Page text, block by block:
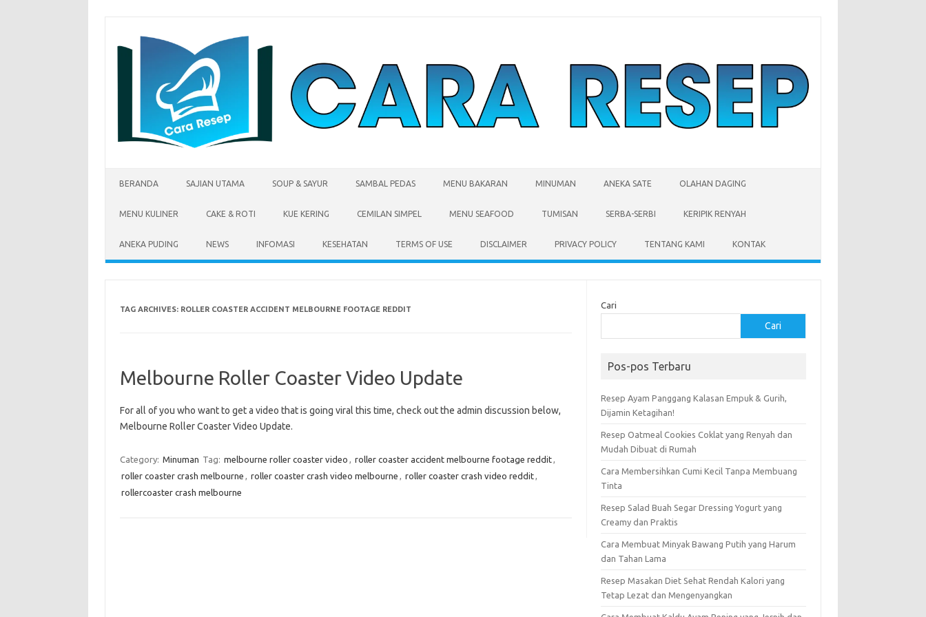
BERANDA SAJIAN UTAMA SOUP & SAYUR SAMBAL PEDAS MENU BAKARAN MINUMAN ANEKA SATE OLAHAN DAGING
MENU KULINER CAKE & ROTI KUE KERING CEMILAN SIMPEL MENU SEAFOOD TUMISAN SERBA-SERBI KERIPIK RENYAH
ANEKA PUDING NEWS INFOMASI KESEHATAN TERMS OF USE DISCLAIMER PRIVACY POLICY TENTANG KAMI KONTAK
TAG ARCHIVES: ROLLER COASTER ACCIDENT MELBOURNE FOOTAGE REDDIT
Melbourne Roller Coaster Video Update
For all of you who want to get a video that is going viral this time, check out the admin discussion below,
Melbourne Roller Coaster Video Update.
Category: Minuman Tag: melbourne roller coaster video roller coaster accident melbourne footage reddit
roller coaster crash melbourne
roller coaster crash video melbourne roller coaster crash video reddit
rollercoaster crash melbourne
Cari
Cari
Pos-pos Terbaru
Resep Ayam Panggang Kalasan Empuk & Gurih,
Dijamin Ketagihan!
Resep Oatmeal Cookies Coklat yang Renyah dan
Mudah Dibuat di Rumah
Cara Membersihkan Cumi Kecil Tanpa Membuang
Tinta
Resep Salad Buah Segar Dressing Yogurt yang
Creamy dan Praktis
Cara Membuat Minyak Bawang Putih yang Harum
dan Tahan Lama
Resep Masakan Diet Sehat Rendah Kalori yang
Tetap Lezat dan Mengenyangkan